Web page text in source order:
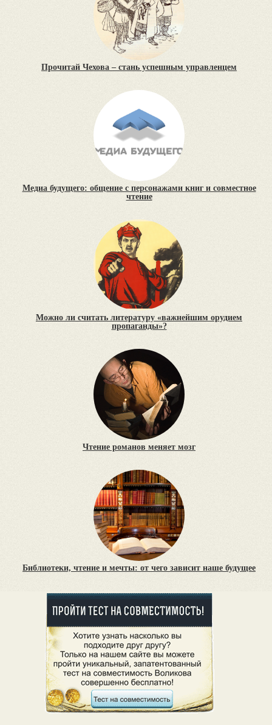
Прочитай Чехова – стань успешным управленцем
Медиа будущего: общение с персонажами книг и совместное
чтение
Можно ли считать литературу «важнейшим орудием
пропаганды»?
Чтение романов меняет мозг
Библиотеки, чтение и мечты: от чего зависит наше будущее